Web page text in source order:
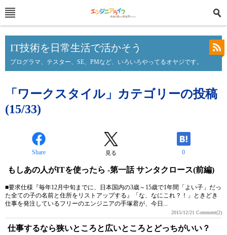
IT技術を日常生活で活かそう
プログラマ、テスター、SE、PMなど、いろいろやってるオヤジです。
「ワークスタイル」カテゴリーの投稿
(15/33)
Share 見る 0
もしあの人がITを使ったら -第一話 サンタクロース(前編)
■要求仕様『毎年12月中旬までに、日本国内の3歳～15歳で1年間「よい子」だっ
た全ての子の名前と住所をリストアップする』「な、なにこれ？！」ときどき
仕事を発注しているフリーのエンジニアの手塚君が、今日...
2015/12/21 Comment(2)
仕事するなら狭いところと広いところとどっちがいい？